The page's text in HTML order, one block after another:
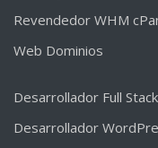
Revendedor WHM
Web Dominios
Desarrollador Full Stack
Desarrollador